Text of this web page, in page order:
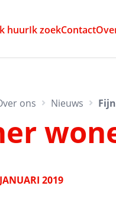
huurIk zoekContact
ons Nieuws
2019